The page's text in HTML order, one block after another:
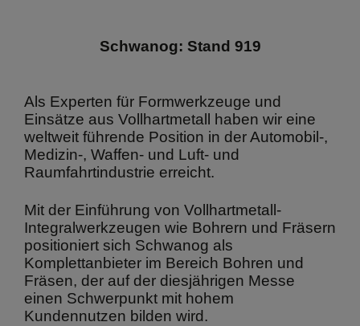
Schwanog: Stand 919
Als Experten für Formwerkzeuge und
Einsätze aus Vollhartmetall haben wir eine
weltweit führende Position in der Automobil-,
Medizin-, Waffen- und Luft- und
Raumfahrtindustrie erreicht.
Mit der Einführung von Vollhartmetall-
Integralwerkzeugen wie Bohrern und Fräsern
positioniert sich Schwanog als
Komplettanbieter im Bereich Bohren und
Fräsen, der auf der diesjährigen Messe
einen Schwerpunkt mit hohem
Kundennutzen bilden wird.